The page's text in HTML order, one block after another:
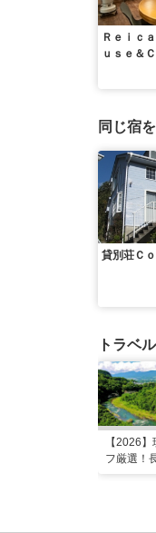
Ｒｅｉｃ
ｕｓｅ＆
同じ宿
貸別荘Ｃ
トラベ
【2026
フ厳選！